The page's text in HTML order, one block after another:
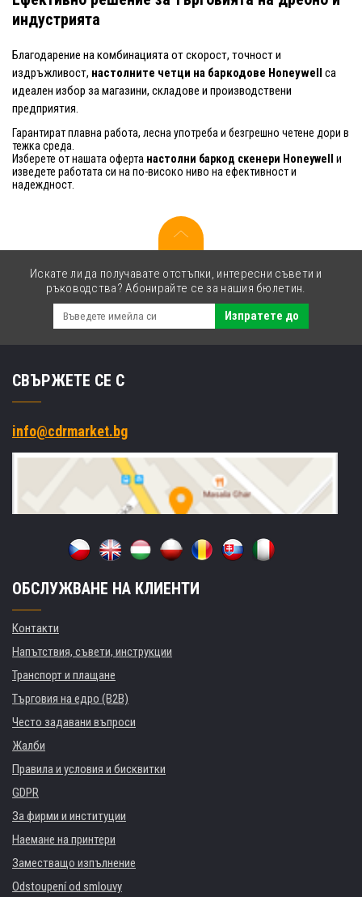
индустрията
Благодарение на комбинацията от скорост, точност и
издръжливост, настолните четци на баркодове Honeywell са
идеален избор за магазини, складове и производствени
предприятия.
Гарантират плавна работа, лесна употреба и безгрешно четене дори в
тежка среда.
Изберете от нашата оферта настолни баркод скенери Honeywell
и
изведете работата си на по-високо ниво на ефективност и
надеждност.
Искате ли да получавате отстъпки, интересни съвети и
ръководства? Абонирайте се за нашия бюлетин.
Изпратете до
СВЪРЖЕТЕ СЕ С
info@cdrmarket.bg
ОБСЛУЖВАНЕ НА КЛИЕНТИ
Контакти
Напътствия, съвети, инструкции
Транспорт и плащане
Търговия на едро (B2B)
Често задавани въпроси
Жалби
Правила и условия и бисквитки
GDPR
За фирми и институции
Наемане на принтери
Заместващо изпълнение
Odstoupení od smlouvy